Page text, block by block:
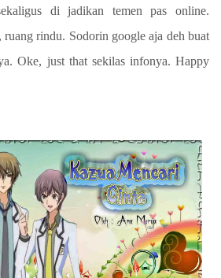
di jadikan temen pas online.
rindu. Sodorin google aja deh buat
Oke, just that sekilas infonya. Happy